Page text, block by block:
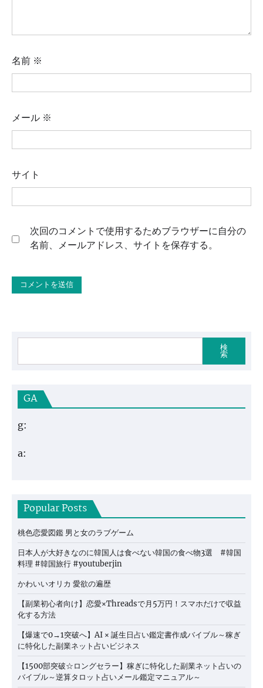
名前 ※
メール ※
サイト
次回のコメントで使用するためブラウザーに自分の
名前、メールアドレス、サイトを保存する。
検
索
GA
g:
a:
Popular Posts
桃色恋愛図鑑 男と女のラブゲーム
日本人が大好きなのに韓国人は食べない韓国の食べ物3選 #韓国
料理 #韓国旅行 #youtuberjin
かわいいオリカ 愛欲の遍歴
【副業初心者向け】恋愛×Threadsで月5万円！スマホだけで収益
化する方法
【爆速で0→1突破へ】AI × 誕生日占い鑑定書作成バイブル～稼ぎ
に特化した副業ネット占いビジネス
【1500部突破☆ロングセラー】稼ぎに特化した副業ネット占いの
バイブル～逆算タロット占いメール鑑定マニュアル～